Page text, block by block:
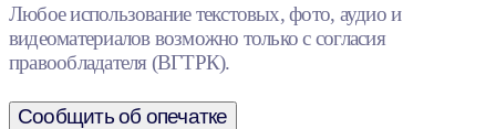
Любое использование текстовых, фото, аудио и
видеоматериалов возможно только с согласия
правообладателя (ВГТРК).
Сообщить об опечатке